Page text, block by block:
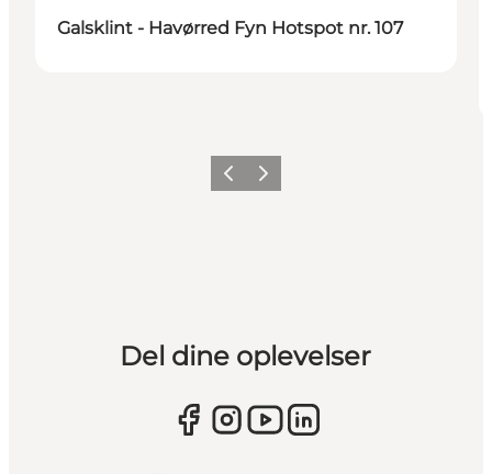
Galsklint - Havørred Fyn Hotspot nr. 107
ForrigeNæste
Del dine oplevelser